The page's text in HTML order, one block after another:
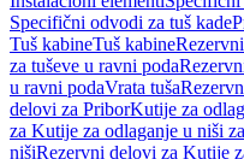
Specifični odvodi za tuš kade
Tuš kabineTuš kabine
za tuševe u ravni poda
u ravni podaVrata tuša
delovi za PriborKutije za
za Kutije za odlaganje u niši
nišiRezervni delovi za Kutije